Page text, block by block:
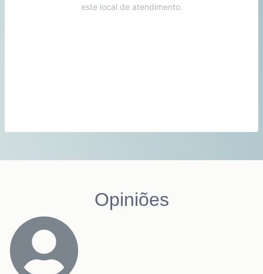
este local de atendimento.
Opiniões